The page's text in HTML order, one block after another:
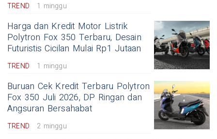
TREND 1 minggu
Harga dan Kredit Motor Listrik
Polytron Fox 350 Terbaru, Desain
Futuristis Cicilan Mulai Rp1 Jutaan
TREND 1 minggu
Buruan Cek Kredit Terbaru Polytron
Fox 350 Juli 2026, DP Ringan dan
Angsuran Bersahabat
TREND 2 minggu